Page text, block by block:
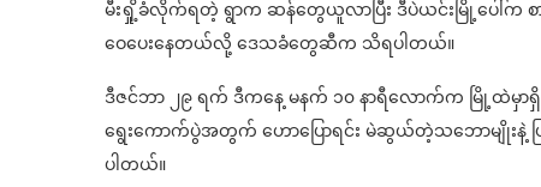
မီးရှို့ခံလိုက်ရတဲ့ ရွာက ဆန်တွေယူလာပြီး ဒီပဲယင်းမြို့ပေါ်က
ဝေပေးနေတယ်လို့ ဒေသခံတွေဆီက သိရပါတယ်။
ဒီဇင်ဘာ ၂၉ ရက် ဒီကနေ့ မနက် ၁၀ နာရီလောက်က မြို့
ရွေးကောက်ပွဲအတွက် ဟောပြောရင်း မဲဆွယ်တဲ့သဘောမျိုး
ပါတယ်။